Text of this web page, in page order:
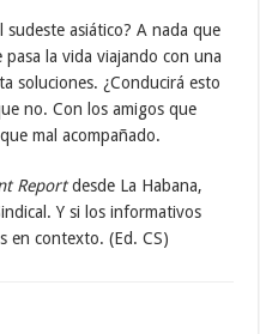
asiático? A nada que
pasa la vida viajando con una
soluciones. ¿Conducirá esto
no. Con los amigos que
mal acompañado.
Reportdesde La Habana,
Y si los informativos
en contexto. (Ed. CS)